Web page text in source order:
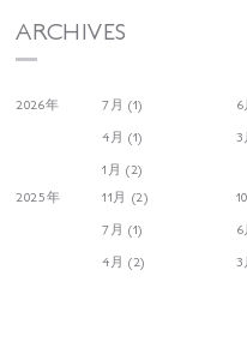
ARCHIVES
2026年 7月 (1) 6
4月 (1)
3
1月 (2)
2025年
11月 (2)
7月 (1)
4月 (2)
3